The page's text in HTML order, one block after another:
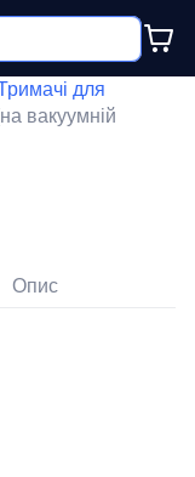
для
вакуумній
Опис